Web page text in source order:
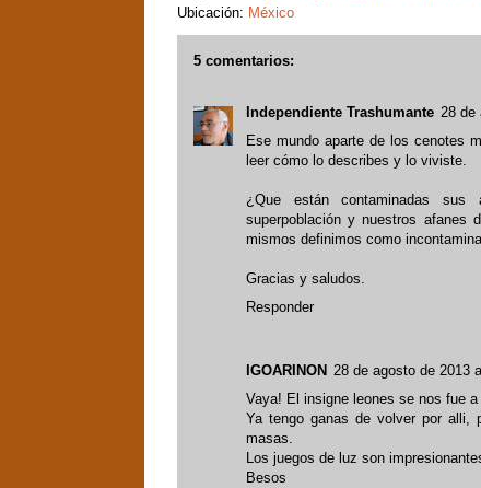
Ubicación: México
5 comentarios:
Independiente Trashumante 28 de
Ese mundo aparte de los cenotes
leer cómo lo describes y lo viviste.
¿Que están contaminadas sus
superpoblación y nuestros afanes
mismos definimos como
Gracias y saludos.
Responder
IGOARINON 28 de agosto de 2013
Vaya! El insigne leones se nos fue
Ya tengo ganas de volver por alli,
masas.
Los juegos de luz son
Besos